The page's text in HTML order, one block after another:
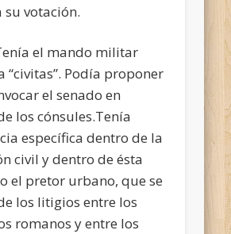
su votación.
el mando militar
“civitas”. Podía proponer
el senado en
los cónsules.Tenía
específica dentro de la
civil y dentro de ésta
el pretor urbano, que se
los litigios entre los
romanos y entre los